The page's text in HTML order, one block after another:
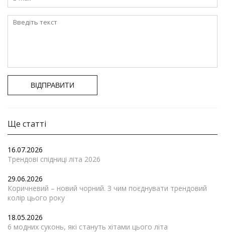
ВІДПРАВИТИ
Ще статті
16.07.2026
Трендові спідниці літа 2026
29.06.2026
Коричневий – новий чорний. З чим поєднувати трендовий
колір цього року
18.05.2026
6 модних суконь, які стануть хітами цього літа